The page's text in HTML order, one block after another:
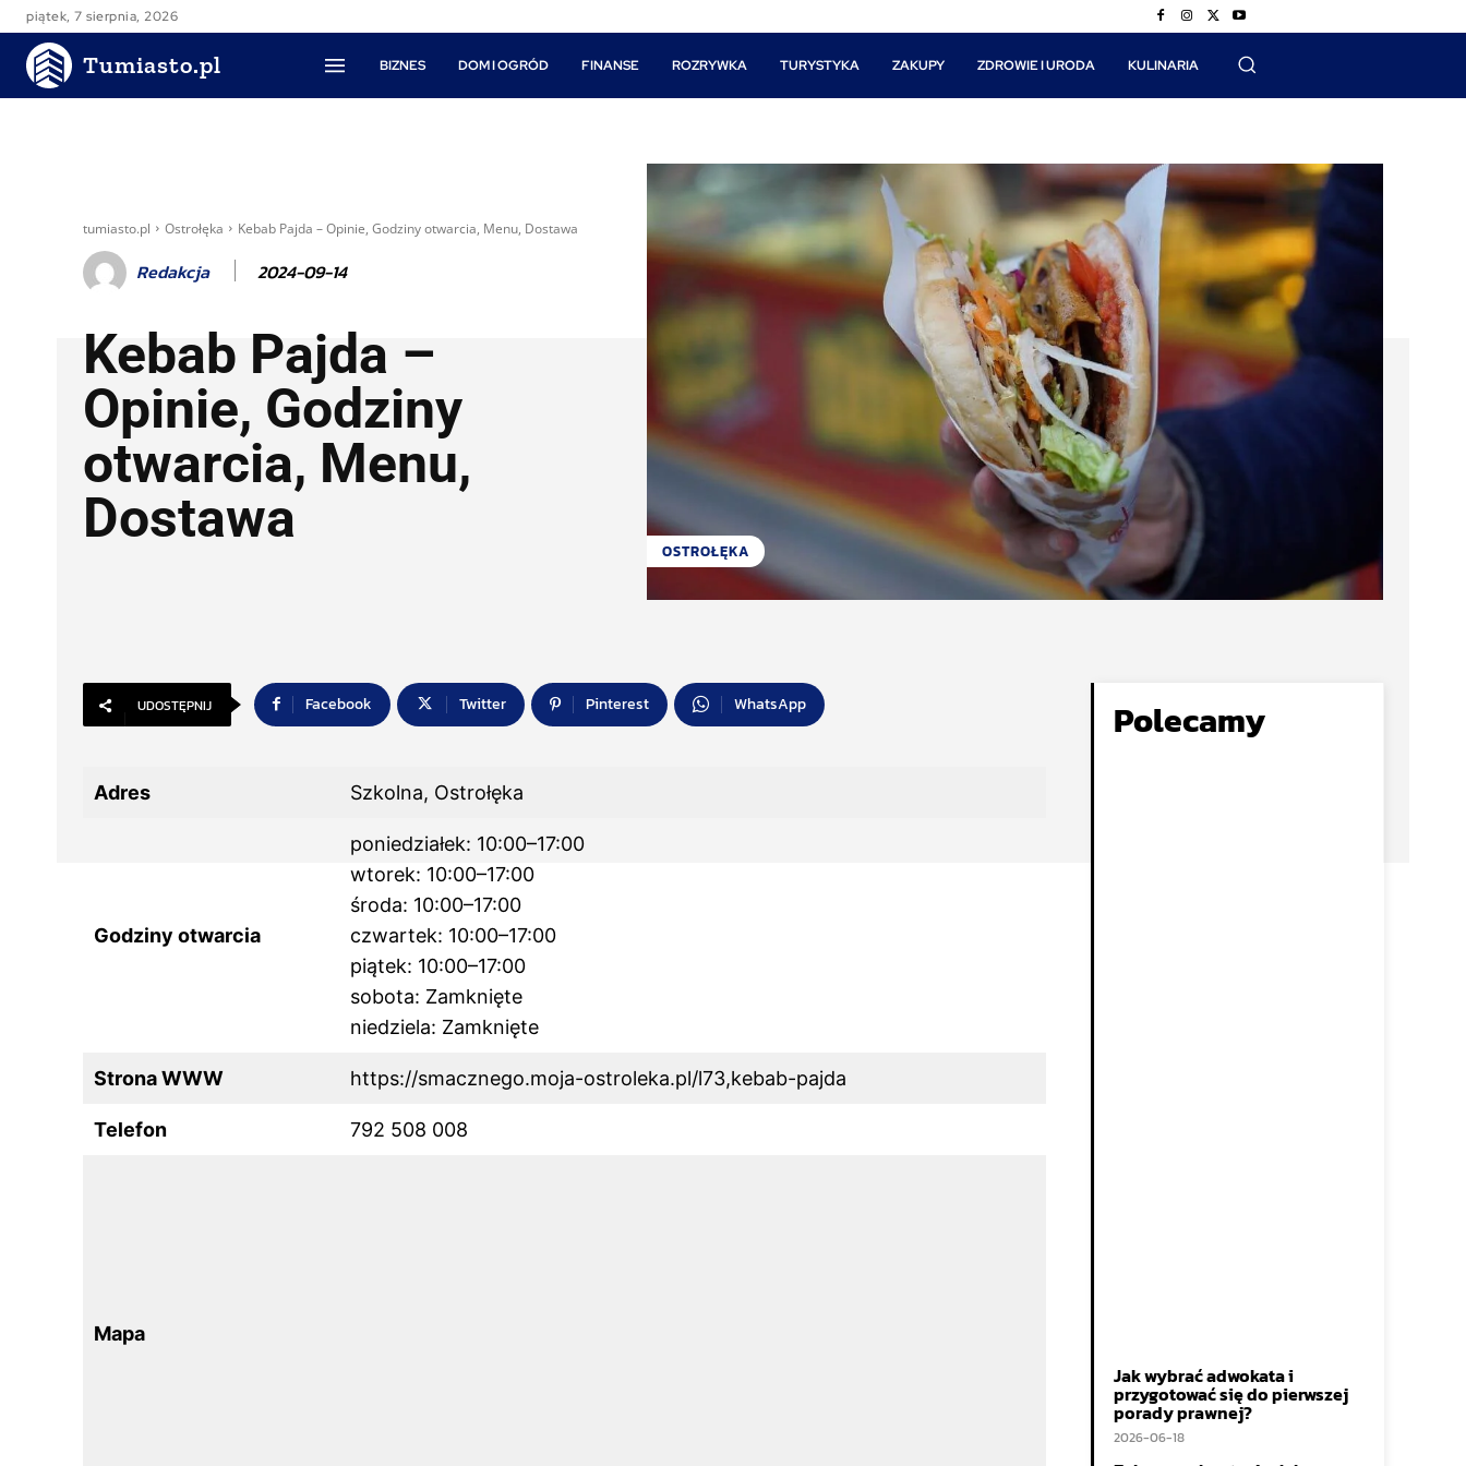
piątek, 7 sierpnia, 2026
Tumiasto.pl BIZNES DOM I OGRÓD FINANSE ROZRYWKA TURYSTYKA ZAKUPY ZDROWIE I URODA KULINARIA
tumiasto.pl Ostrołęka Kebab Pajda – Opinie, Godziny otwarcia, Menu, Dostawa
Redakcja 2024-09-14
Kebab Pajda –
Opinie, Godziny
otwarcia, Menu,
Dostawa
OSTROŁĘKA
UDOSTĘPNIJ Facebook Twitter Pinterest WhatsApp
Adres Szkolna, Ostrołęka
Godziny otwarcia
poniedziałek: 10:00–17:00
wtorek: 10:00–17:00
środa: 10:00–17:00
czwartek: 10:00–17:00
piątek: 10:00–17:00
sobota: Zamknięte
niedziela: Zamknięte
Strona WWW https://smacznego.moja-ostroleka.pl/l73,kebab-pajda
Telefon 792 508 008
Mapa
Polecamy
Jak wybrać adwokata i
przygotować się do pierwszej
porady prawnej?
2026-06-18